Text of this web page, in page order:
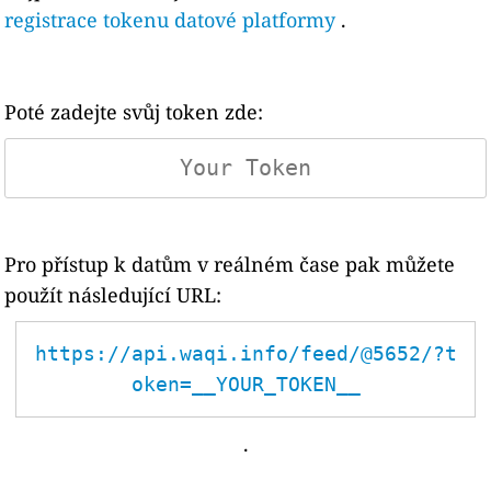
registrace tokenu datové platformy.
Poté zadejte svůj token zde:
Pro přístup k datům v reálném čase pak můžete
použít následující URL:
https://api.waqi.info/feed/@5652/?t
oken=__YOUR_TOKEN__
.